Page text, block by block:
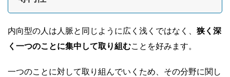
内向型の人は人脈と同じように広く浅くではなく、 狭く深
く一つのことに集中して取り組むことを好みます。
一つのことに対して取り組んでいくため、その分野に関し